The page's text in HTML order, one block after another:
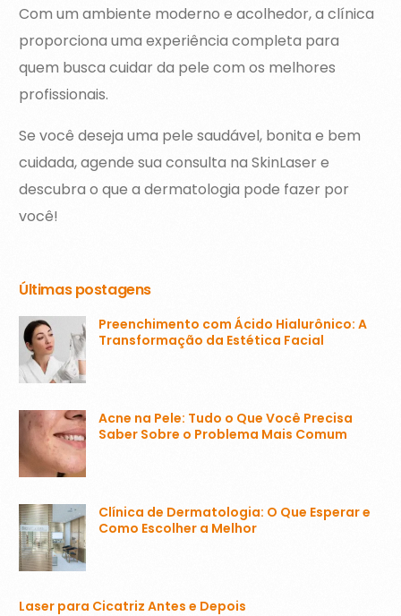
Com um ambiente moderno e acolhedor, a clínica
proporciona uma experiência completa para
quem busca cuidar da pele com os melhores
profissionais.
Se você deseja uma pele saudável, bonita e bem
cuidada, agende sua consulta na SkinLaser e
descubra o que a dermatologia pode fazer por
você!
Últimas postagens
Preenchimento com Ácido Hialurônico: A
Transformação da Estética Facial
Acne na Pele: Tudo o Que Você Precisa
Saber Sobre o Problema Mais Comum
Clínica de Dermatologia: O Que Esperar e
Como Escolher a Melhor
Laser para Cicatriz Antes e Depois